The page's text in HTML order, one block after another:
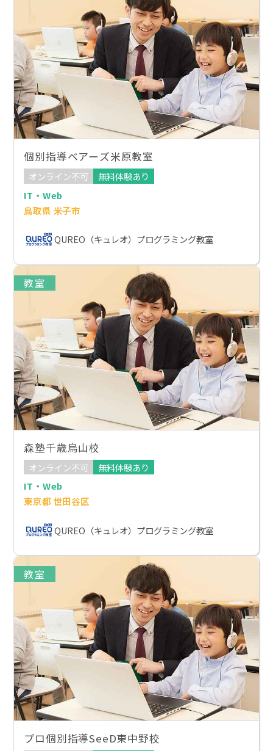
個別指導ベアーズ米原教室
オンライン不可
無料体験あり
IT・Web
鳥取県 米子市
QUREO（キュレオ）プログラミング教室
教室
森塾千歳烏山校
オンライン不可
無料体験あり
IT・Web
東京都 世田谷区
QUREO（キュレオ）プログラミング教室
教室
プロ個別指導SeeD東中野校